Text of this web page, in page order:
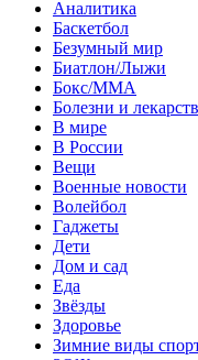
Аналитика
Баскетбол
Безумный мир
Биатлон/Лыжи
Бокс/MMA
Болезни и
В мире
В России
Вещи
Военные новости
Волейбол
Гаджеты
Дети
Дом и сад
Еда
Звёзды
Здоровье
Зимние виды